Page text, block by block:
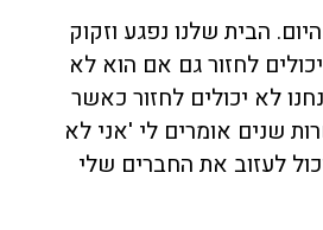
הבית שלנו נפגע וזקוק
לחזור גם אם הוא לא
לא יכולים לחזור כאשר
שנים אומרים לי 'אני לא
לעזוב את החברים שלי